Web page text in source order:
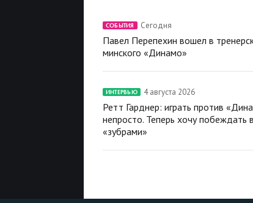
СОБЫТИЯ Сегодня
Павел Перепехин вошел в
минского «Динамо»
ИНТЕРВЬЮ 4 августа 2026
Ретт Гарднер: играть против
непросто. Теперь хочу побеждать
«зубрами»